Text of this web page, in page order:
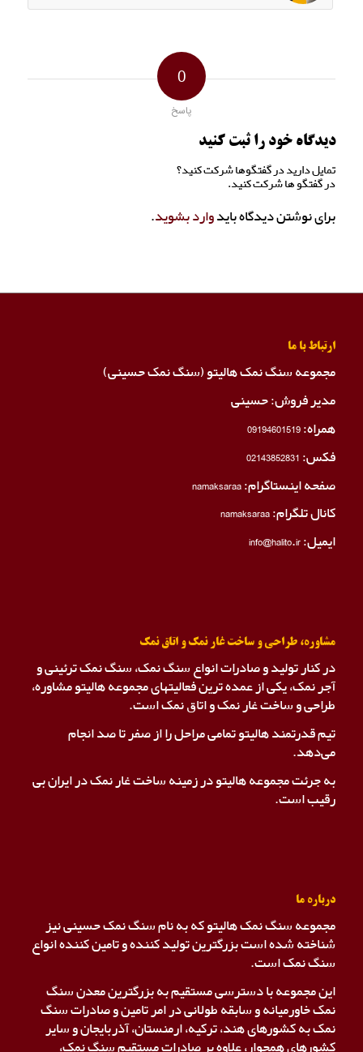
0
پاسخ
دیدگاه خود را ثبت کنید
تمایل دارید در گفتگوها شرکت کنید؟
در گفتگو ها شرکت کنید.
برای نوشتن دیدگاه بایدوارد بشوید.
ارتباط با ما
مجموعه سنگ نمک هالیتو (سنگ نمک حسینی)
مدیر فروش: حسینی
همراه:09194601519
فکس:02143852831
صفحه اینستاگرام:namaksaraa
کانال تلگرام:namaksaraa
ایمیل: info@halito.ir
مشاوره، طراحی و ساخت غار نمک و اتاق نمک
در کنار تولید و صادرات انواع سنگ نمک، سنگ نمک ترئینی و
آجر نمک، یکی از عمده ترین فعالیتهای مجموعه هالیتو مشاوره،
طراحی و ساخت غار نمک و اتاق نمک است.
تیم قدرتمند هالیتو تمامی مراحل را از صفر تا صد انجام
می‌دهد.
به جرئت مجموعه هالیتو در زمینه ساخت غار نمک در ایران بی
رقیب است.
درباره ما
مجموعه سنگ نمک هالیتو که به نام سنگ نمک حسینی نیز
شناخته شده است بزرگترین تولید کننده و تامین کننده انواع
سنگ نمک است.
این مجموعه با دسترسی مستقیم به بزرگترین معدن سنگ
نمک خاورمیانه و سابقه طولانی در امر تامین و صادرات سنگ
نمک به کشورهای هند، ترکیه، ارمنستان، آذربایجان و سایر
کشورهای همجوار، علاوه بر صادرات مستقیم سنگ نمک،